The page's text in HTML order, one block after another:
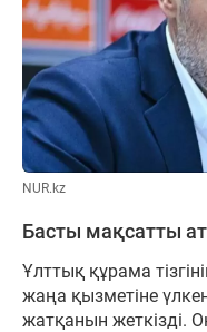
NUR.kz
Басты мақсатты
Ұлттық құрама
жаңа қызметіне
жатқанын жеткізді.